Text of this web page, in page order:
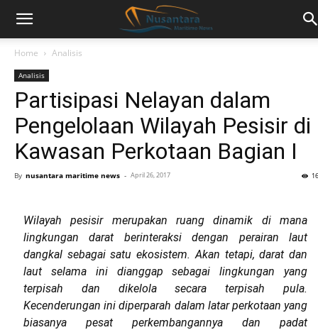
Home Analisis
Analisis
Partisipasi Nelayan dalam
Pengelolaan Wilayah Pesisir di
Kawasan Perkotaan Bagian I
By nusantara maritime news - April 26, 2017
Wilayah pesisir merupakan ruang dinamik di mana
lingkungan darat berinteraksi dengan perairan laut
dangkal sebagai satu ekosistem. Akan tetapi, darat dan
laut selama ini dianggap sebagai lingkungan yang
terpisah dan dikelola secara terpisah pula.
Kecenderungan ini diperparah dalam latar perkotaan yang
biasanya pesat perkembangannya dan padat